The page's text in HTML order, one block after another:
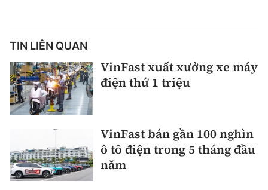
TIN LIÊN QUAN
VinFast xuất xưởng xe máy
điện thứ 1 triệu
VinFast bán gần 100 nghìn
ô tô điện trong 5 tháng đầu
năm